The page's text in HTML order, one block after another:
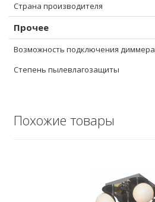
Страна производителя
Прочее
Возможность подключения диммера
Степень пылевлагозащиты
Похожие товары